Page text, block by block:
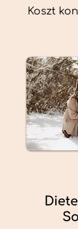
Koszt